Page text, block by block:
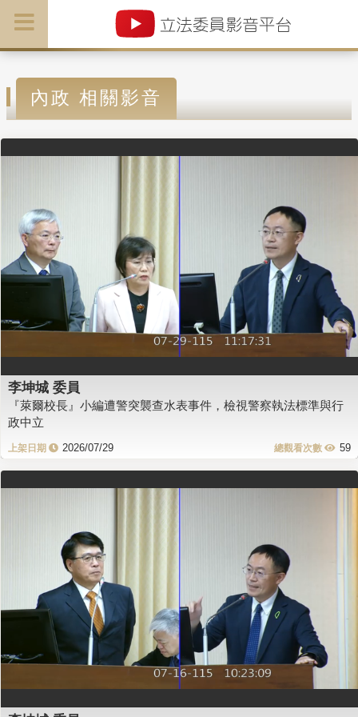
內政 相關影音
李坤城 委員
『萊爾校長』小編遭警突襲查水表事件，檢視警察執法標準與行
政中立
2026/07/29 59